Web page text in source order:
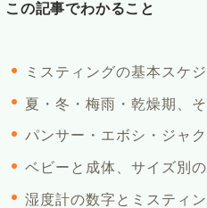
この記事でわかること
ミスティングの基本スケ
夏・冬・梅雨・乾燥期、
パンサー・エボシ・ジャ
ベビーと成体、サイズ別
湿度計の数字とミスティ